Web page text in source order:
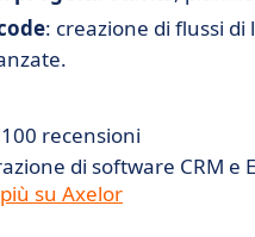
: creazione di flussi
100 recensioni
di software CRM e
su Axelor